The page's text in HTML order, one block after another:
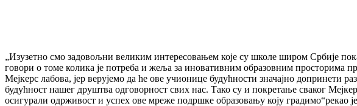
„Изузетно смо задовољни великим интересовањем које су школе широм Србије
говори о томе колика је потреба и жеља за иновативним образовним просторима
Мејкерс лабова, јер верујемо да ће ове учионице будућности значајно
будућност нашег друштва одговорност свих нас. Тако су и покретање сваког
осигурали одрживост и успех ове мреже подршке образовању коју градимо“рекао